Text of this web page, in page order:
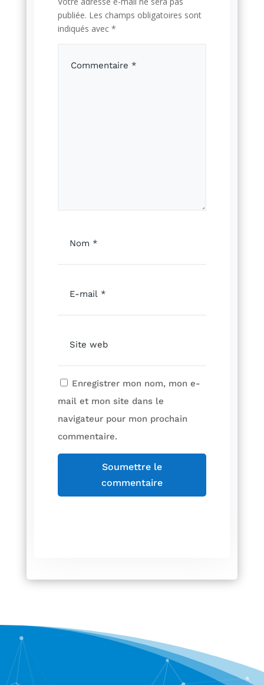
publiée. Les champs obligatoires sont
indiqués avec *
Enregistrer mon nom, mon e-
mail et mon site dans le
navigateur pour mon prochain
commentaire.
Soumettre le
commentaire